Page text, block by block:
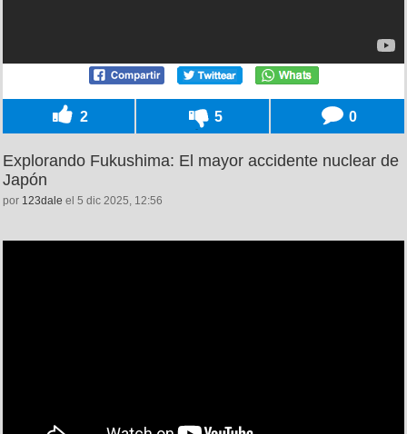
2 5 0
Explorando Fukushima: El mayor accidente nuclear de
Japón
por 123dale el 5 dic 2025, 12:56